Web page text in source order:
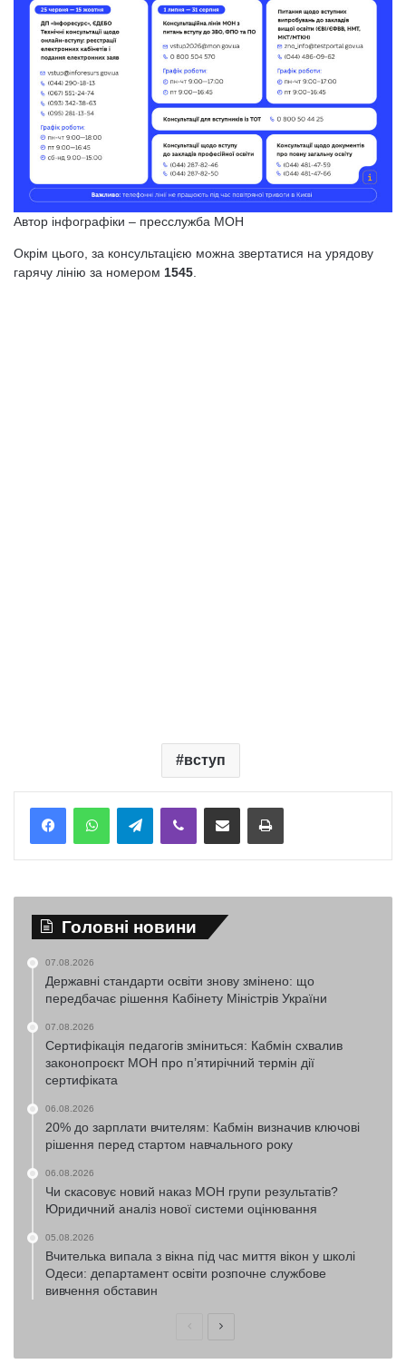
Автор інфографіки – пресслужба МОН
Окрім цього, за консультацією можна звертатися на урядову
гарячу лінію за номером 1545
вступ
TelegramViber Надіслати електронною поштоюНадрукувати
Головні новини
07.08.2026
Державні стандарти освіти знову змінено: що
передбачає рішення Кабінету Міністрів України
07.08.2026
Сертифікація педагогів зміниться: Кабмін схвалив
законопроєкт МОН про п’ятирічний термін дії
сертифіката
06.08.2026
20% до зарплати вчителям: Кабмін визначив ключові
рішення перед стартом навчального року
06.08.2026
Чи скасовує новий наказ МОН групи результатів?
Юридичний аналіз нової системи оцінювання
05.08.2026
Вчителька випала з вікна під час миття вікон у школі
Одеси: департамент освіти розпочне службове
вивчення обставин
ПопередняНаступна